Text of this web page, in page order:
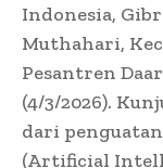
Indonesia,
Muthahari,
Pesantren
(4/3/2026).
dari
(Artificial